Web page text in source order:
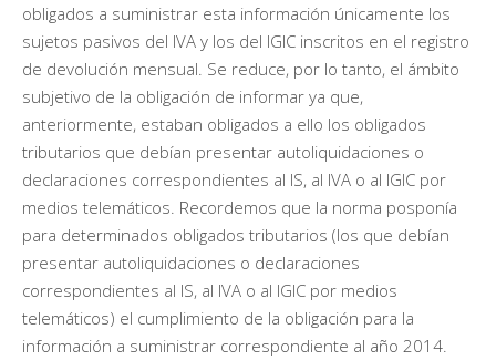
obligados a suministrar esta información únicamente los
sujetos pasivos del IVA y los del IGIC inscritos en el registro
de devolución mensual. Se reduce, por lo tanto, el ámbito
subjetivo de la obligación de informar ya que,
anteriormente, estaban obligados a ello los obligados
tributarios que debían presentar autoliquidaciones o
declaraciones correspondientes al IS, al IVA o al IGIC por
medios telemáticos. Recordemos que la norma posponía
para determinados obligados tributarios (los que debían
presentar autoliquidaciones o declaraciones
correspondientes al IS, al IVA o al IGIC por medios
telemáticos) el cumplimiento de la obligación para la
información a suministrar correspondiente al año 2014.